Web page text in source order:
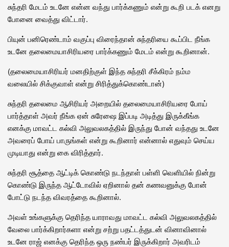
சுந்தரி மேடம் உடனே என்ன வந்து பார்க்கணும் என்று கூறி படக் எனறு
போனை வைத்து விட்டார்.
பியுன் பனிரெண்டாம் வகுப்பு விரைந்தான் சுந்தரியை கூப்பிட நீங்க
உடனே தலைமையாசிரியரை பார்க்கணும் மேடம் என்று கூறினான்.
(தலைமையாசிரியர் மனதிற்குள் இந்த சுந்தரி சீக்கிரம் நம்ம
வலையில் சிக்குவாள் என்று சிரித்துக்கொண்டான்)
சுந்தரி தலைமை ஆசிரியர் அறையில் தலைமையாசிரியரை போய்
பார்த்தாள் அவர் நீங்க ஏன் சுரேஷை இப்படி அடித்து இருக்கீங்க
எனக்கு மாவட்ட கல்வி அலுவலகத்தில் இருந்து போன் வந்தது உடனே
அவரைப் போய் பாருங்கள் என்று கூறினார் என்னால் எதுவும் செய்ய
முடியாது என்று கை விரித்தார்.
சுந்தரி சூத்தை ஆட்டிக் கொண்டு நடந்தாள் பள்ளி வெளியில் நின்று
கொண்டு இருந்த ஆட்டோவில் ஏறினால் தன் கணவனுக்கு போன்
போட்டு நடந்த விவரத்தை கூறினால்.
அவள் உங்களுக்கு தெரிந்த யாராவது மாவட்ட கல்வி அலுவலகத்தில்
வேலை பார்க்கிறார்களா என்று சற்று பதட்டத்துடன் வினாவினால்
உடனே ராஜ் எனக்கு தெரிந்த ஒரு நண்பர் இருக்கிறார் அவரிடம்